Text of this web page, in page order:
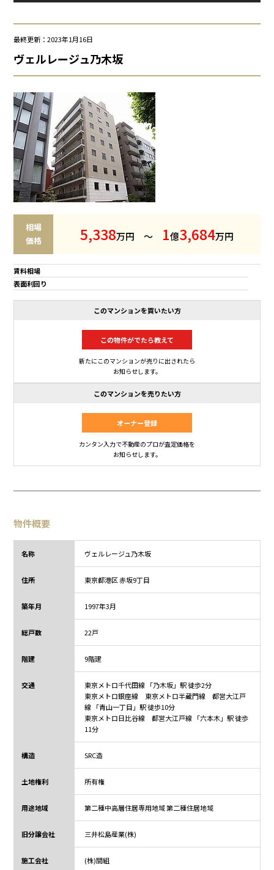
最終更新：2023年1月16日
ヴェルレージュ乃木坂
相場
価格
5,338万円 ～ 1億3,684万円
賃料相場
表面利回り
このマンションを買いたい方
この物件がでたら教えて
新たにこのマンションが売りに出されたら
お知らせします。
このマンションを売りたい方
オーナー登録
カンタン入力で不動産のプロが査定価格を
お知らせします。
物件概要
名称 ヴェルレージュ乃木坂
住所 東京都港区 赤坂9丁目
築年月 1997年3月
総戸数 22戸
階建 9階建
交通
東京メトロ千代田線 「乃木坂」駅 徒歩2分
東京メトロ銀座線 東京メトロ半蔵門線 都営大江戸
線 「青山一丁目」駅 徒歩10分
東京メトロ日比谷線 都営大江戸線 「六本木」駅 徒歩
11分
構造 SRC造
土地権利 所有権
用途地域 第二種中高層住居専用地域 第二種住居地域
旧分譲会社 三井松島産業(株)
施工会社 (株)間組